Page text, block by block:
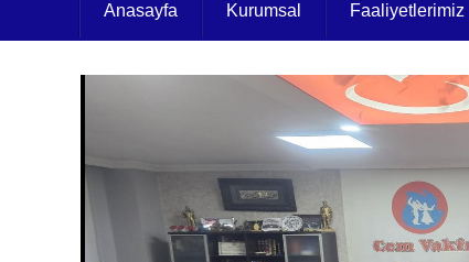
Anasayfa Kurumsal Faaliyetlerimiz